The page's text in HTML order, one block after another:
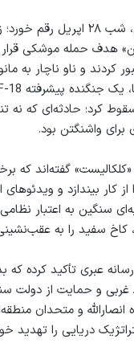
نقطه عطف این تنش، شب ۲۸ اپریل
هدف حمله موشکی
کردند و ناو ناچار به
کرد؛ حادثه‌ای که نه
واشنگتن بود.
«کلکالیست» گفته‌اند
کار بیندازد و
سنگین به اعتبار نظامی
سفید را به
عبری تأکید کرده که
غربی و حمایت از
انصارالله و متحدان
دریایی را تهدید